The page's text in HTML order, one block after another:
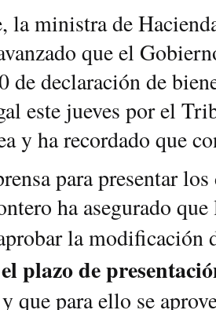
la ministra de
que el
de declaración de
este jueves por el
y ha recordado que
para presentar
ha asegurado
la modificación
plazo de
que para ello se